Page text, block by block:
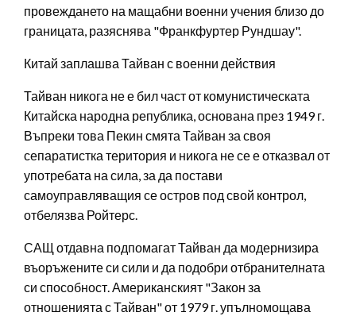
провеждането на мащабни военни учения близо до
границата, разяснява "Франкфуртер Рундшау".
Китай заплашва Тайван с военни действия
Тайван никога не е бил част от комунистическата
Китайска народна република, основана през 1949 г.
Въпреки това Пекин смята Тайван за своя
сепаратистка територия и никога не се е отказвал от
употребата на сила, за да постави
самоуправляващия се остров под свой контрол,
отбелязва Ройтерс.
САЩ отдавна подпомагат Тайван да модернизира
въоръжените си сили и да подобри отбранителната
си способност. Американският "Закон за
отношенията с Тайван" от 1979 г. упълномощава